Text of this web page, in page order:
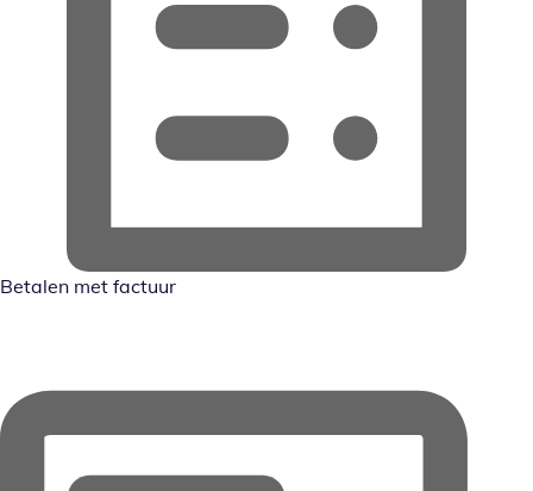
Betalen met factuur